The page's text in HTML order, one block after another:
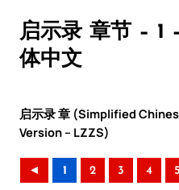
启示录 章节 – 1
体中文
启示录 章 (Simplified
Version – LZZS)
◄ 1 2 3 4 5